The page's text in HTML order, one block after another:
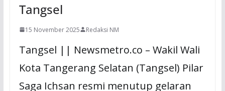
Tangsel
15 November 2025 Redaksi NM
Tangsel || Newsmetro.co – Wakil Wali
Kota Tangerang Selatan (Tangsel) Pilar
Saga Ichsan resmi menutup gelaran